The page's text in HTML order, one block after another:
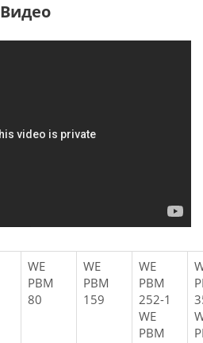
Видео
WE
PBM
80
WE
PBM
159
WE
PBM
252-1
WE
PBM